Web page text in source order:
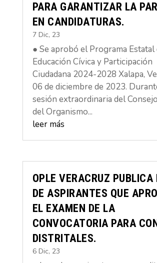
PARA GARANTIZAR LA
EN CANDIDATURAS.
7 Dic, 23
● Se aprobó el Programa Estatal
Educación Cívica y Participación
Ciudadana 2024-2028 Xalapa,
06 de diciembre de 2023.
sesión extraordinaria del
del Organismo...
leer más
OPLE VERACRUZ
DE ASPIRANTES QUE
EL EXAMEN DE LA
CONVOCATORIA PARA
DISTRITALES.
6 Dic, 23